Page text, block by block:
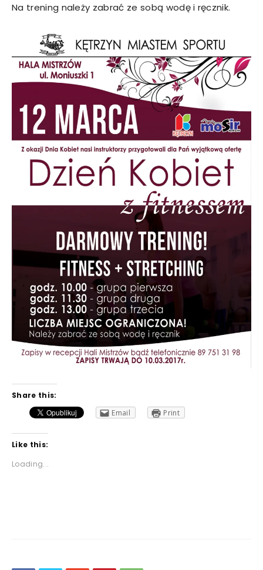
Na trening należy zabrać ze sobą wodę i ręcznik.
Share this:
Email
Print
Like this:
Loading...